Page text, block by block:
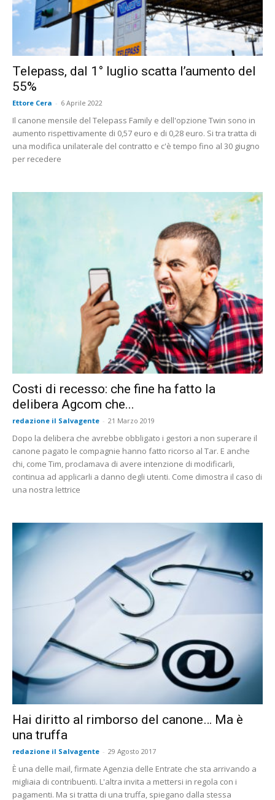
Telepass, dal 1° luglio scatta l’aumento del
55%
Ettore Cera - 6 Aprile 2022
Il canone mensile del Telepass Family e dell'opzione Twin sono in
aumento rispettivamente di 0,57 euro e di 0,28 euro. Si tra tratta di
una modifica unilaterale del contratto e c'è tempo fino al 30 giugno
per recedere
Costi di recesso: che fine ha fatto la
delibera Agcom che...
redazione il Salvagente - 21 Marzo 2019
Dopo la delibera che avrebbe obbligato i gestori a non superare il
canone pagato le compagnie hanno fatto ricorso al Tar. E anche
chi, come Tim, proclamava di avere intenzione di modificarli,
continua ad applicarli a danno degli utenti. Come dimostra il caso di
una nostra lettrice
Hai diritto al rimborso del canone… Ma è
una truffa
redazione il Salvagente - 29 Agosto 2017
È una delle mail, firmate Agenzia delle Entrate che sta arrivando a
migliaia di contribuenti. L'altra invita a mettersi in regola con i
pagamenti. Ma si tratta di una truffa, spiegano dalla stessa